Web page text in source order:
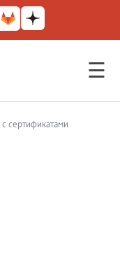
☰
Server
сертификатами